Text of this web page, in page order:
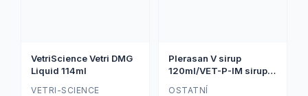
VetriScience Vetri DMG
Liquid 114ml
VETRI-SCIENCE
Plerasan V sirup
120ml/VET-P-IM sirup
OSTATNÍ